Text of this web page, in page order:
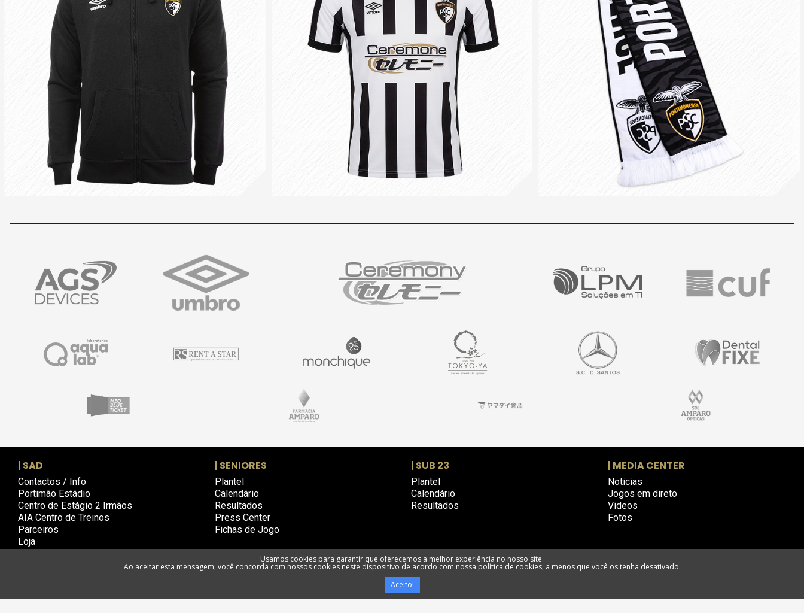
| SAD
Contactos / Info
Portimão Estádio
Centro de Estágio 2 Irmãos
AIA Centro de Treinos
Parceiros
Loja
| SENIORES
Plantel
Calendário
Resultados
Press Center
Fichas de Jogo
| SUB 23
Plantel
Calendário
Resultados
| MEDIA CENTER
Noticias
Jogos em direto
Videos
Fotos
Política de privacidade Termos e condições Utilização de cookies Livro de Reclamações
Portimonense Futebol SAD @ Todos os direitos reservados
Usamos cookies para garantir que oferecemos a melhor experiência no nosso site.
Ao aceitar esta mensagem, você concorda com nossos cookies neste dispositivo de acordo com nossa política de cookies, a menos que você os tenha desativado.
Aceito!